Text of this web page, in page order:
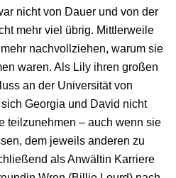
nicht von Dauer und von der
mehr viel übrig. Mittlerweile
nachvollziehen, warum sie
waren. Als Lily ihren großen
an der Universität von
Georgia und David nicht
teilzunehmen – auch wenn sie
dem jeweils anderen zu
als Anwältin Karriere